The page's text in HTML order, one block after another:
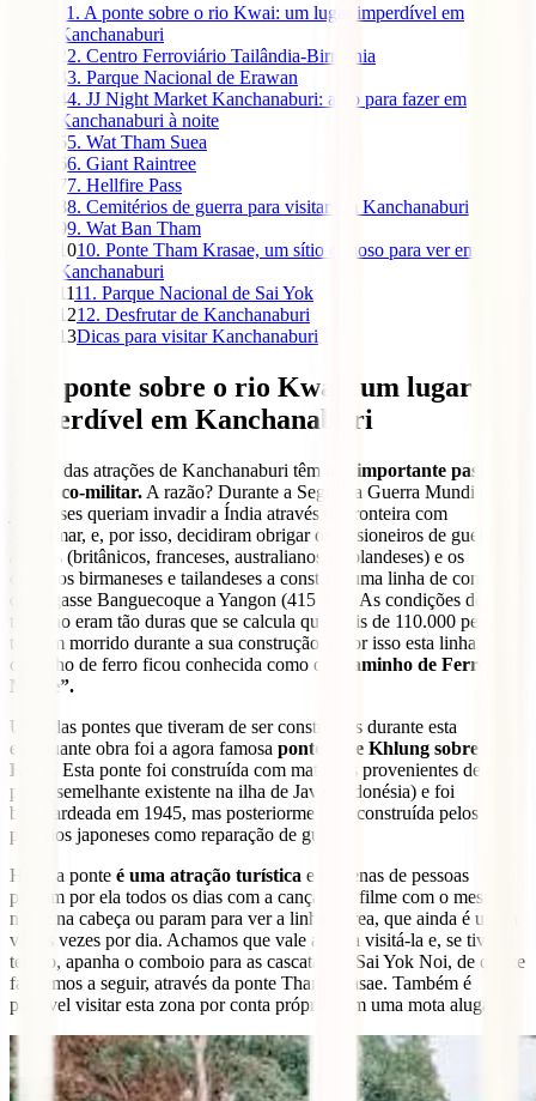
1. A ponte sobre o rio Kwai: um lugar imperdível em
Kanchanaburi
2. Centro Ferroviário Tailândia-Birmânia
33. Parque Nacional de Erawan
44. JJ Night Market Kanchanaburi: algo para fazer em
Kanchanaburi à noite
55. Wat Tham Suea
66. Giant Raintree
77. Hellfire Pass
88. Cemitérios de guerra para visitar em Kanchanaburi
99. Wat Ban Tham
1010. Ponte Tham Krasae, um sítio curioso para ver em
Kanchanaburi
1111. Parque Nacional de Sai Yok
1212. Desfrutar de Kanchanaburi
13Dicas para visitar Kanchanaburi
1. A ponte sobre o rio Kwai: um lugar
imperdível em Kanchanaburi
Várias das atrações de Kanchanaburi têm
um importante passado
histórico-militar. A razão? Durante a Segunda Guerra Mundial, os
japoneses queriam invadir a Índia através da fronteira com
Myanmar, e, por isso, decidiram obrigar os prisioneiros de guerra
aliados (britânicos, franceses, australianos e holandeses) e os
escravos birmaneses e tailandeses a construir uma linha de comboio
que ligasse Banguecoque a Yangon (415 km). As condições de
trabalho eram tão duras que se calcula que mais de 110.000 pessoas
tenham morrido durante a sua construção, e por isso esta linha de
caminho de ferro ficou conhecida como o
“Caminho de Ferro da
Morte”.
Uma das pontes que tiveram de ser construídas durante esta
extenuante obra foi a agora famosa ponte Mae Khlung sobre o rio
Kwai.
Esta ponte foi construída com materiais provenientes de uma
ponte semelhante existente na ilha de Java (Indonésia) e foi
bombardeada em 1945, mas posteriormente reconstruída pelos
próprios japoneses como reparação de guerra.
Hoje, a ponte é uma atração turística e centenas de pessoas
passam por ela todos os dias com a canção do filme com o mesmo
nome na cabeça ou param para ver a linha férrea, que ainda é usada
várias vezes por dia. Achamos que vale a pena visitá-la e, se tiveres
tempo, apanha o comboio para as cascatas de Sai Yok Noi, de que te
falaremos a seguir, através da ponte Tham Krasae. Também é
possível visitar esta zona por conta própria com uma mota alugada.